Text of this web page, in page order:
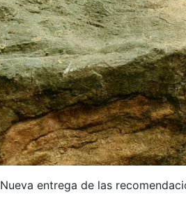
Nueva entrega de las